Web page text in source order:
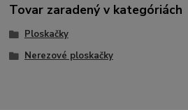
Tovar zaradený v kategóriách
Ploskačky
Nerezové ploskačky